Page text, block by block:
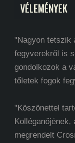
VÉLEMÉNYEK
"Nagyon tetszik
fegyverekről is
gondolkozok a
tőletek fogok
"Köszönettel
megrendelt